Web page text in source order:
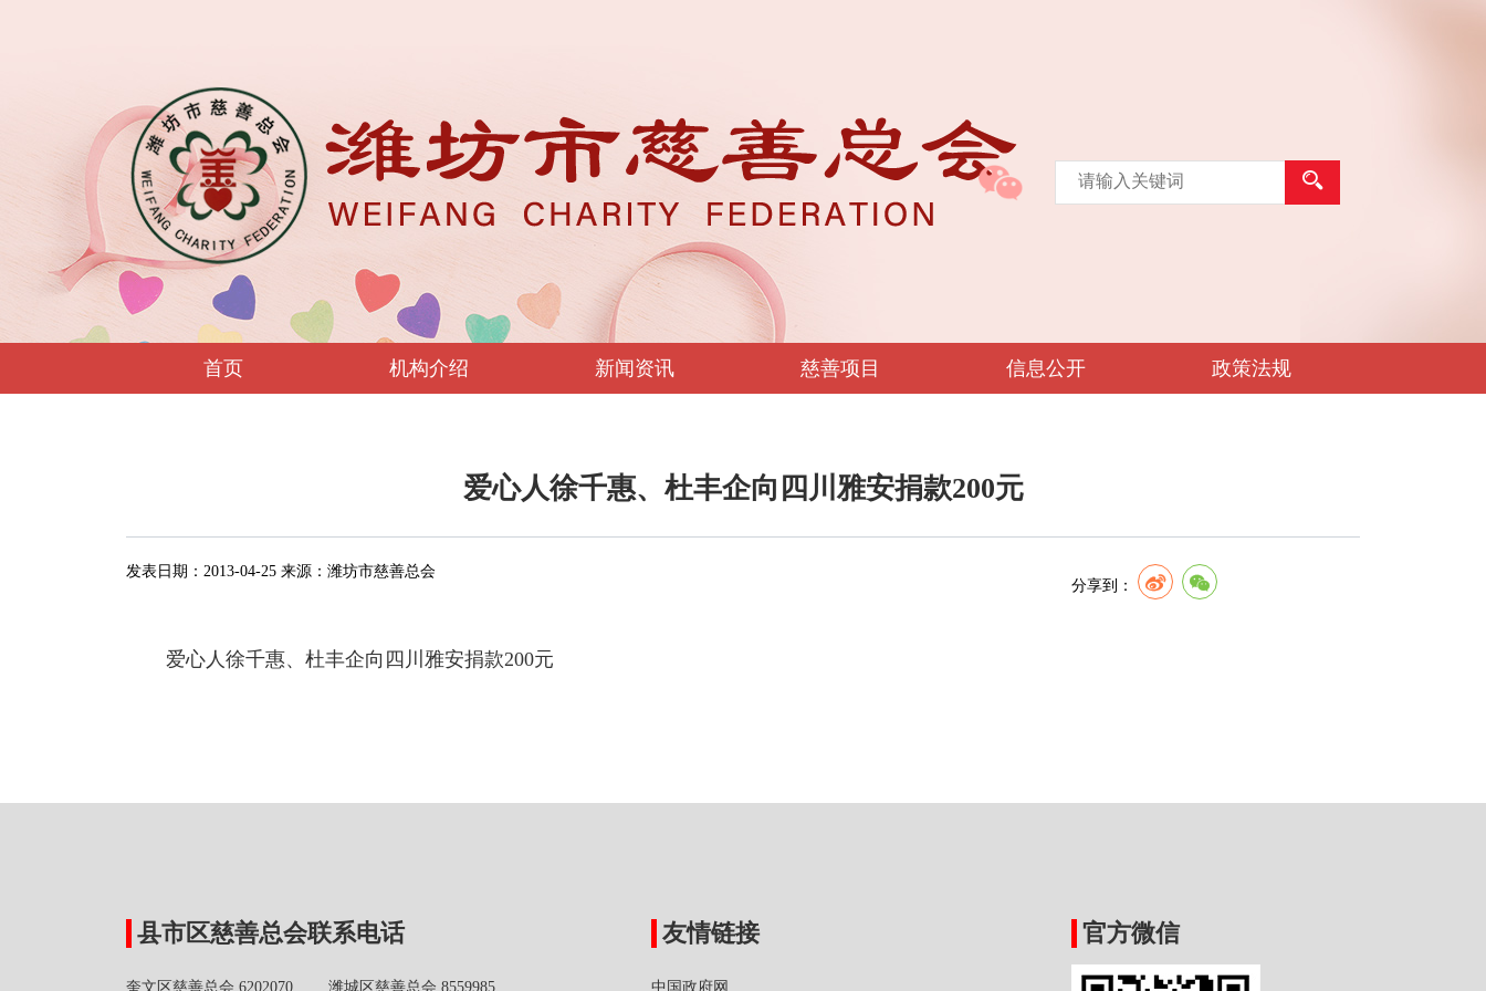
首页 机构介绍 新闻资讯 慈善项目 信息公开 政策法规
爱心人徐千惠、杜丰企向四川雅安捐款200元
发表日期： 2013-04-25 来源： 潍坊市慈善总会
分享到：
爱心人徐千惠、杜丰企向四川雅安捐款200元
县市区慈善总会联系电话
奎文区慈善总会 6202070 潍城区慈善总会 8559985
友情链接
中国政府网
官方微信